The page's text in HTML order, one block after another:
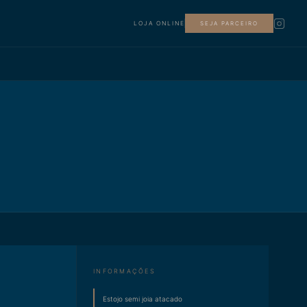
LOJA ONLINE SEJA PARCEIRO
INFORMAÇÕES
Estojo semi joia atacado